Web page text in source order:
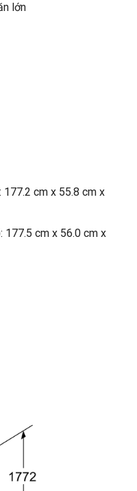
lớn
177.2 cm x 55.8 cm x
177.5 cm x 56.0 cm x